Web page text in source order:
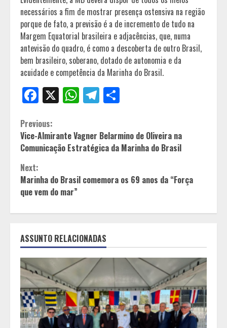
necessários a fim de mostrar presença ostensiva na região
porque de fato, a previsão é a de incremento de tudo na
Margem Equatorial brasileira e adjacências, que, numa
antevisão do quadro, é como a descoberta de outro Brasil,
bem brasileiro, soberano, dotado de autonomia e da
acuidade e competência da Marinha do Brasil.
Facebook
X WhatsApp
Telegram
Continue
Reading
Previous:
Vice-Almirante Vagner Belarmino de Oliveira na
Comunicação Estratégica da Marinha do Brasil
Next:
Marinha do Brasil comemora os 69 anos da “Força
que vem do mar”
ASSUNTO RELACIONADAS